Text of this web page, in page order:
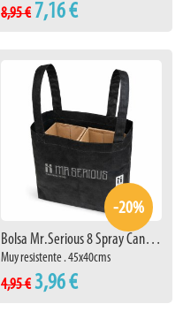
8,95 € 7,16 €
-20%
Bolsa Mr.Serious 8 Spray Can Bag
Muy resistente . 45x40cms
4,95 € 3,96 €